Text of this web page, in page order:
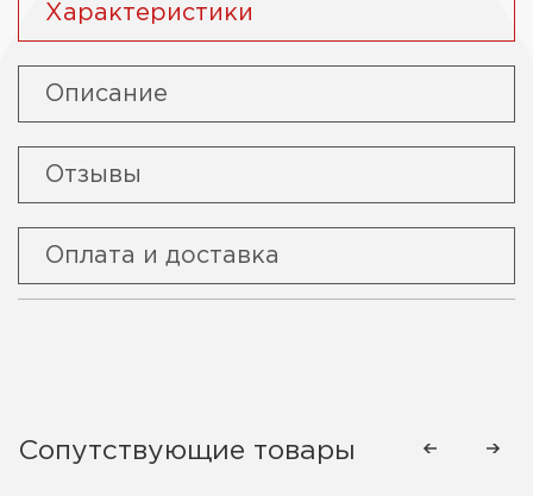
Характеристики
Описание
Отзывы
Оплата и доставка
Сопутствующие товары